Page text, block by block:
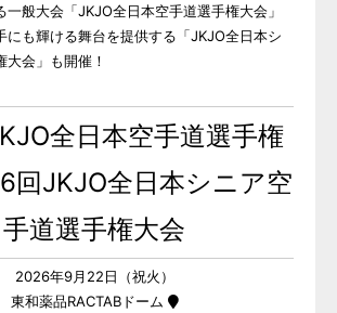
一般大会「JKJO全日本空手道選手権大会」
にも輝ける舞台を提供する「JKJO全日本シ
大会」も開催！
全日本空手道選手権
回JKJO全日本シニア空
手道選手権大会
2026年9月22日（祝火）
東和薬品RACTABドーム